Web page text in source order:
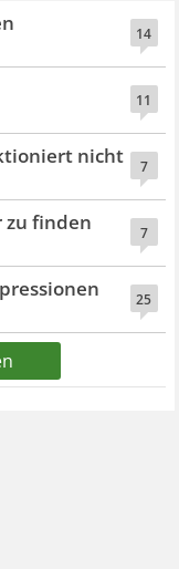
14
11
7
nicht
7
zu finden
25